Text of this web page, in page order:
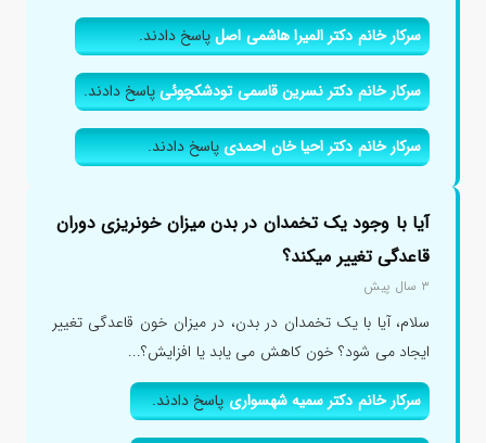
سرکار خانم دکتر المیرا هاشمی اصلپاسخ دادند.
سرکار خانم دکتر نسرین قاسمی تودشکچوئیپاسخ دادند.
سرکار خانم دکتر احیا خان احمدیپاسخ دادند.
آیا با وجود یک تخمدان در بدن میزان خونریزی دوران
قاعدگی تغییر میکند؟
۳ سال پیش
سلام، آیا با یک تخمدان در بدن، در میزان خون قاعدگی تغییر
ایجاد می شود؟ خون کاهش می یابد یا افزایش؟...
سرکار خانم دکتر سمیه شهسواریپاسخ دادند.